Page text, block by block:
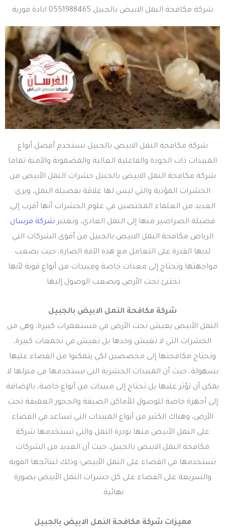
شركة مكافحة النمل الابيض بالجبيل 0551988465 ابادة فورية
شركة مكافحة النمل الابيض بالجبيل تستخدم أفضل أنواع
المبيدات ذات الجودة والفاعلية العالية والمضمونة والآمنة تماما
شركة مكافحة النمل الابيض بالجبيل حشرات النمل الأبيض من
الحشرات المؤذية والتي ليس لها علاقة بفصيلة النمل، ويرى
العديد من العلماء المختصين في علوم الحشرات أنها أقرب إلى
فصيلة الصراصير منها إلى النمل العادي، وتعتبر شركة فرسان
الرياض مكافحة النمل الابيض بالجبيل من أقوى الشركات التي
لديها القدرة على التعامل مع هذه الآفة الضارة، حيث يصعب
مواجهتها وتحتاج إلى معدات خاصة ومبيدات من أنواع قوية لأنها
تختبئ تحت الأرض ويصعب الوصول إليها.
شركة مكافحة النمل الابيض بالجبيل
النمل الأبيض يعيش تحت الأرض في مستعمرات كبيرة، وهي من
الحشرات التي لا تعيش وحدها بل تعيش في تجمعات كبيرة،
وتحتاج مكافحتها إلى مخصصين لكي يتمكنوا من القضاء عليها
بسهولة، حيث أن المبيدات الحشرية التي نستخدمها في منزلها لا
يمكن أن تؤثر عليها بل تحتاج إلى مبيدات من أنواع خاصة، بالإضافة
إلى أجهزة خاصة للوصول للأماكن الضيقة والجحور العميقة تحت
الأرض، وهناك الكثير من أنواع المبيدات التي تساعد في القضاء
على النمل الأبيض منها بودرة النمل والتي تستخدمها شركة
مكافحة النمل الابيض بالجبيل، حيث أن العديد من الشركات
تستخدمها في القضاء على النمل الأبيض؛ وذلك لنتائجها القوية
والسريعة على القضاء على كل حشرات النمل الأبيض بصورة
نهائية.
مميزات شركة مكافحة النمل الابيض بالجبيل